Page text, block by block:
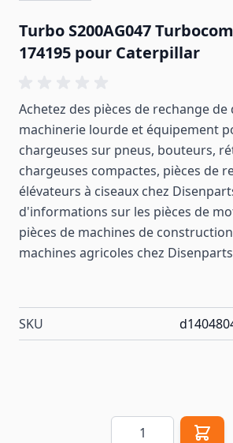
Turbo S200AG047
174195 pour Caterpillar
Achetez des pièces de rechange
machinerie lourde et équipement
chargeuses sur pneus, bouteurs,
chargeuses compactes, pièces de
élévateurs à ciseaux chez
d'informations sur les pièces de
pièces de machines de
machines agricoles chez
SKU
Quantité